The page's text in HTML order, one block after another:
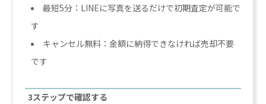
最短5分：LINEに写真を送るだけで初期査定が可能で
す
キャンセル無料：金額に納得できなければ売却不要
です
3ステップで確認する